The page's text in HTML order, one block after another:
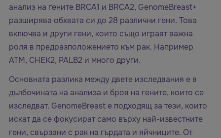
анализ на гените BRCA1 и BRCA2, GenomeBreast+
разширява обхвата си до 28 различни гени. Това
включва и други гени, които също играят важна
роля в предразположението към рак. Например
ATM, CHEK2, PALB2 и много други.
Основната разлика между двете изследвания е в
дълбочината на анализа и броя на гените, които се
изследват. GenomeBreast е подходящ за тези, които
искат да се фокусират само върху най-известните
гени, свързани с рак на гърдата и яйчниците. От